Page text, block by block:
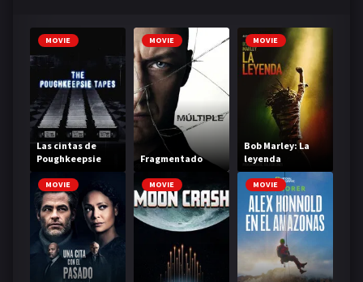
MOVIE
Las cintas de
Poughkeepsie
MOVIE
Fragmentado
MOVIE
Bob Marley: La
leyenda
MOVIE MOVIE MOVIE